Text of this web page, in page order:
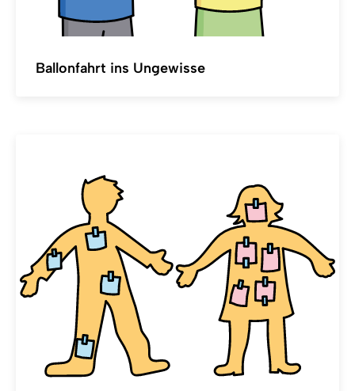
Ballonfahrt ins Ungewisse